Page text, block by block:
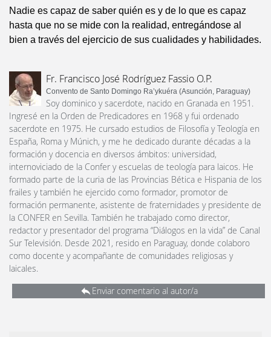
Nadie es capaz de saber quién es y de lo que es capaz
hasta que no se mide con la realidad, entregándose al
bien a través del ejercicio de sus cualidades y habilidades.
Fr. Francisco José Rodríguez Fassio O.P.
Convento de Santo Domingo Ra’ykuéra (Asunción, Paraguay)
Soy dominico y sacerdote, nacido en Granada en 1951.
Ingresé en la Orden de Predicadores en 1968 y fui ordenado
sacerdote en 1975. He cursado estudios de Filosofía y Teología en
España, Roma y Múnich, y me he dedicado durante décadas a la
formación y docencia en diversos ámbitos: universidad,
internoviciado de la Confer y escuelas de teología para laicos. He
formado parte de la curia de las Provincias Bética e Hispania de los
frailes y también he ejercido como formador, promotor de
formación permanente, asistente de fraternidades y presidente de
la CONFER en Sevilla. También he trabajado como director,
redactor y presentador del programa “Diálogos en la vida” de Canal
Sur Televisión. Desde 2021, resido en Paraguay, donde colaboro
como docente y acompañante de comunidades religiosas y
laicales.
Enviar comentario al autor/a